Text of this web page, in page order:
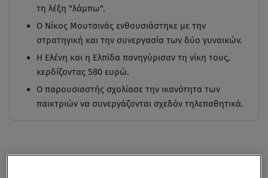
τη λέξη "λάμπω".
Ο Νίκος Μουτσινάς ενθουσιάστηκε με την
στρατηγική και την συνεργασία των δύο γυναικών.
Η Ελένη και η Ελπίδα πανηγύρισαν τη νίκη τους,
κερδίζοντας 580 ευρώ.
Ο παρουσιαστής σχολίασε την ικανότητα των
παικτριών να συνεργάζονται σχεδόν τηλεπαθητικά.